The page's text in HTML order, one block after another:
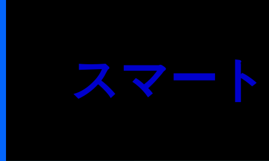
スマー